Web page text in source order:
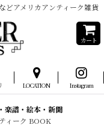
どアメリカアンティーク雑貨
カート
LOCATION Instagram
楽譜・絵本・新聞
ィーク BOOK